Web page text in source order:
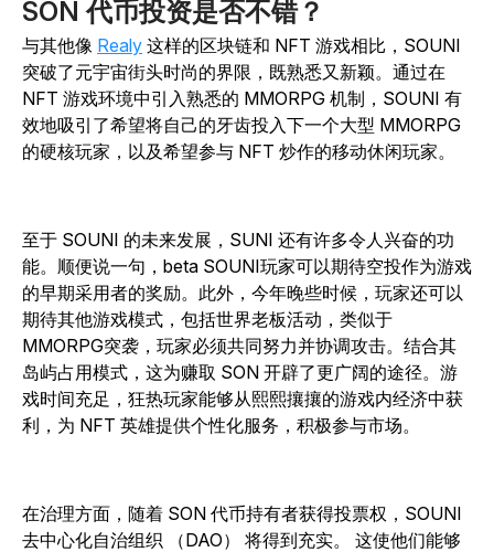
SON 代币投资是否不错？
与其他像 Realy 这样的区块链和 NFT 游戏相比 ， SOUNI
突破了元宇宙街头时尚的界限 ， 既熟悉又新颖。通过在
NFT 游戏环境中引入熟悉的 MMORPG 机制， SOUNI 有
效地吸引了希望将自己的牙齿投入下一个大型 MMORPG
的硬核玩家，以及希望参与 NFT 炒作的移动休闲玩家。
至于 SOUNI 的未来发展，SUNI 还有许多令人兴奋的功
能。顺便说一句，beta SOUNI玩家可以期待空投作为游戏
的早期采用者的奖励。此外，今年晚些时候，玩家还可以
期待其他游戏模式，包括世界老板活动，类似于
MMORPG突袭，玩家必须共同努力并协调攻击。结合其
岛屿占用模式，这为赚取 SON 开辟了更广阔的途径。游
戏时间充足，狂热玩家能够从熙熙攘攘的游戏内经济中获
利，为 NFT 英雄提供个性化服务，积极参与市场。
在治理方面， 随着 SON 代币持有者获得投票权， SOUNI
去中心化自治组织 （DAO） 将得到充实。
这使他们能够